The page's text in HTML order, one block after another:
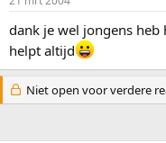
dank je wel jongens
helpt altijd
Niet open voor verdere